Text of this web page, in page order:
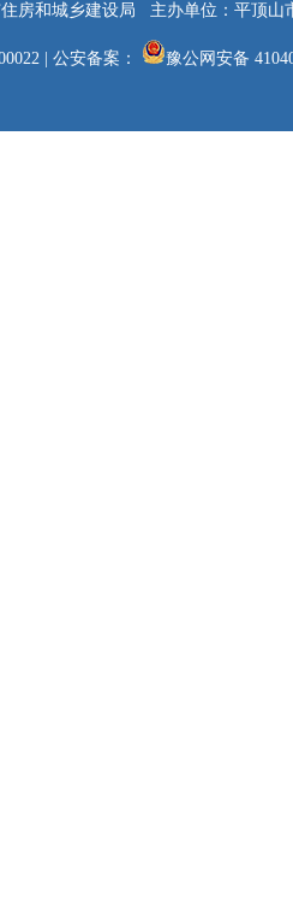
房和城乡建设局 主办单位：平顶山
| 公安备案： 豫公网安备